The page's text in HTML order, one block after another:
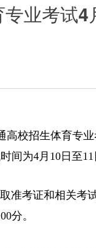
业考试
校招生体育专业
间为4月10日至11
考证和相关考
分。